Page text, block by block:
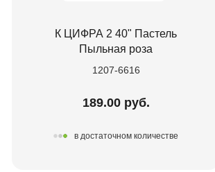
К ЦИФРА 2 40" Пастель
Пыльная роза
1207-6616
189.00 руб.
в достаточном количестве